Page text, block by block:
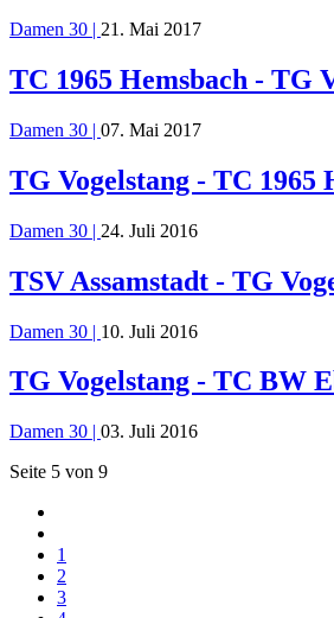
Damen 30 | 21. Mai 2017
TC 1965 Hemsbach - TG
Damen 30 | 07. Mai 2017
TG Vogelstang - TC 1965
Damen 30 | 24. Juli 2016
TSV Assamstadt - TG
Damen 30 | 10. Juli 2016
TG Vogelstang - TC BW
Damen 30 | 03. Juli 2016
Seite 5 von 9
1
2
3